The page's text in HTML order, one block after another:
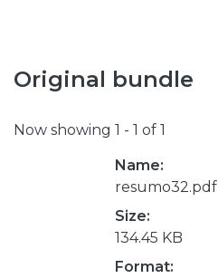
Original bundle
Now showing 1 - 1 of 1
Name:
resumo32.pdf
Size:
134.45 KB
Format: